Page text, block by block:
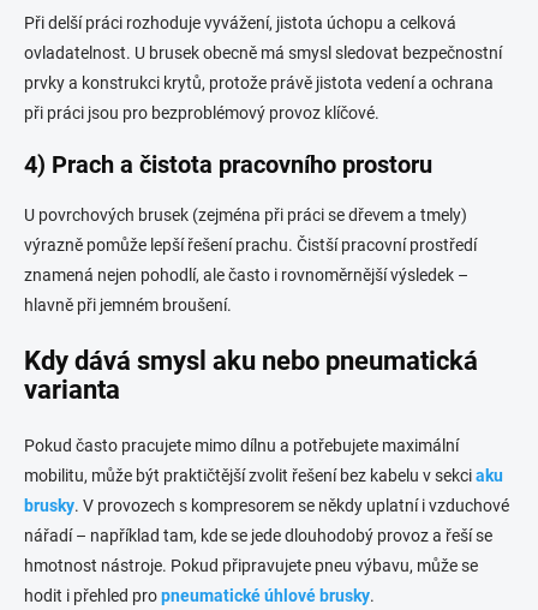
Při delší práci rozhoduje vyvážení, jistota úchopu a celková
ovladatelnost. U brusek obecně má smysl sledovat bezpečnostní
prvky a konstrukci krytů, protože právě jistota vedení a ochrana
při práci jsou pro bezproblémový provoz klíčové.
4) Prach a čistota pracovního prostoru
U povrchových brusek (zejména při práci se dřevem a tmely)
výrazně pomůže lepší řešení prachu. Čistší pracovní prostředí
znamená nejen pohodlí, ale často i rovnoměrnější výsledek –
hlavně při jemném broušení.
Kdy dává smysl aku nebo pneumatická
varianta
Pokud často pracujete mimo dílnu a potřebujete maximální
mobilitu, může být praktičtější zvolit řešení bez kabelu v sekciaku
brusky. V provozech s kompresorem se někdy uplatní i vzduchové
nářadí – například tam, kde se jede dlouhodobý provoz a řeší se
hmotnost nástroje. Pokud připravujete pneu výbavu, může se
hodit i přehled propneumatické úhlové brusky.